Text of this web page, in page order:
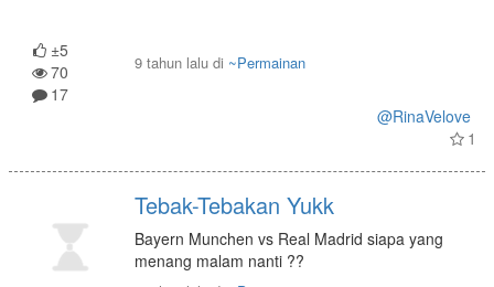
±5
70
17
9 tahun lalu di ~Permainan
@RinaVelove
1
Tebak-Tebakan Yukk
Bayern Munchen vs Real Madrid siapa yang
menang malam nanti ??